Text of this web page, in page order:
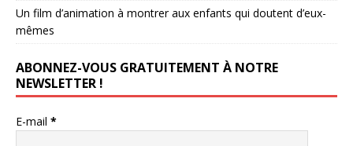
Un film d’animation à montrer aux enfants qui doutent d’eux-
mêmes
ABONNEZ-VOUS GRATUITEMENT À NOTRE
NEWSLETTER !
E-mail *